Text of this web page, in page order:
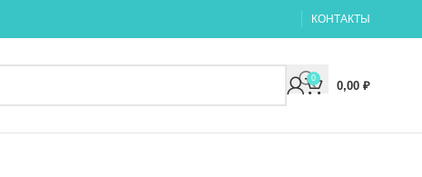
КОНТАКТЫ
0
0,00 ₽